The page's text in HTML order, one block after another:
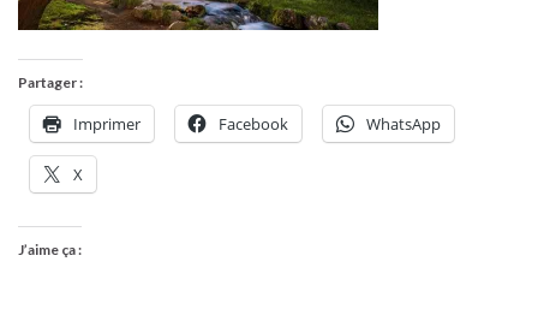
Partager :
Imprimer Facebook WhatsApp
X
J’aime ça :